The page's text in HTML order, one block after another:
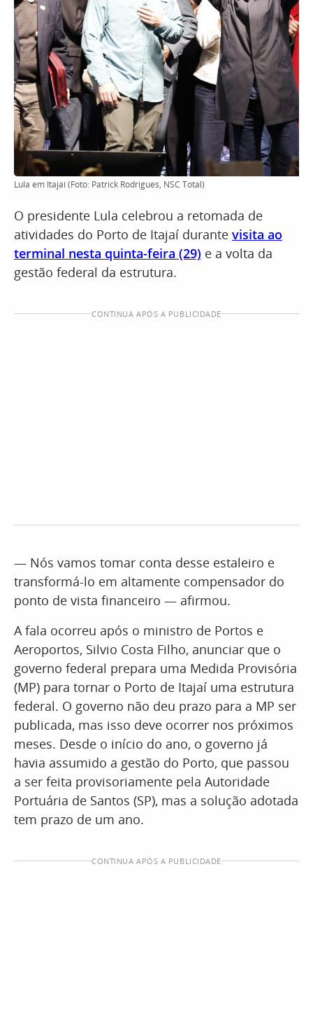
Lula em Itajaí (Foto: Patrick Rodrigues, NSC Total)
O presidente Lula celebrou a retomada de
atividades do Porto de Itajaí durante visita ao
terminal nesta quinta-feira (29) e a volta da
gestão federal da estrutura.
CONTINUA APÓS A PUBLICIDADE
— Nós vamos tomar conta desse estaleiro e
transformá-lo em altamente compensador do
ponto de vista financeiro — afirmou.
A fala ocorreu após o ministro de Portos e
Aeroportos, Silvio Costa Filho, anunciar que o
governo federal prepara uma Medida Provisória
(MP) para tornar o Porto de Itajaí uma estrutura
federal. O governo não deu prazo para a MP ser
publicada, mas isso deve ocorrer nos próximos
meses. Desde o início do ano, o governo já
havia assumido a gestão do Porto, que passou
a ser feita provisoriamente pela Autoridade
Portuária de Santos (SP), mas a solução adotada
tem prazo de um ano.
CONTINUA APÓS A PUBLICIDADE